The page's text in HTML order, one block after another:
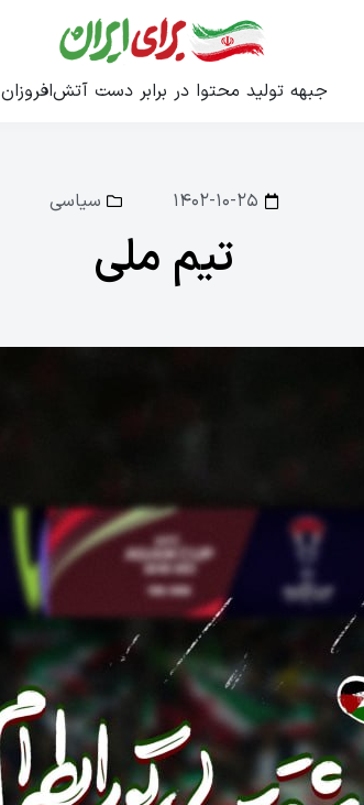
جبهه تولید محتوا در برابر دست آتش‌افروزان
۱۴۰۲-۱۰-۲۵ سیاسی
تیم ملی